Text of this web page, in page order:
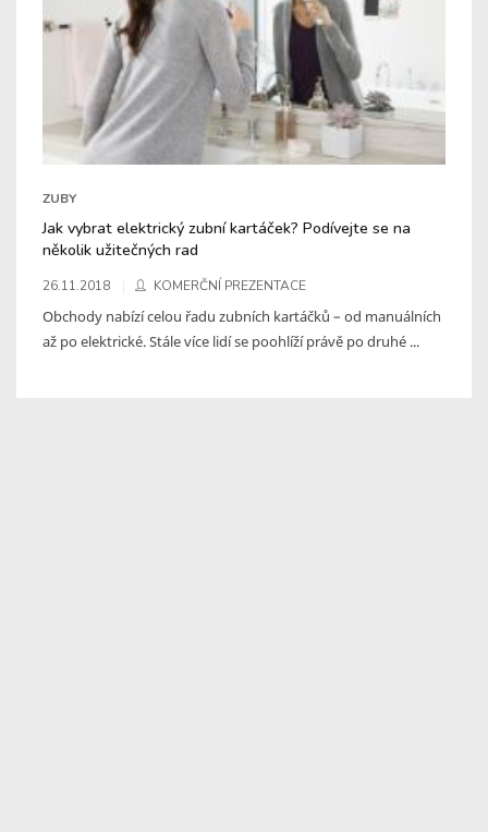
ZUBY
Jak vybrat elektrický zubní kartáček? Podívejte se na
několik užitečných rad
26.11.2018 KOMERČNÍ PREZENTACE
Obchody nabízí celou řadu zubních kartáčků – od manuálních
až po elektrické. Stále více lidí se poohlíží právě po druhé ...